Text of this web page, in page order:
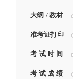
大纲 / 教材
准考证打印
考 试 时 间
考 试 成 绩